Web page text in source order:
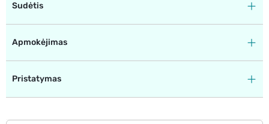
Sudėtis
Apmokėjimas
Pristatymas